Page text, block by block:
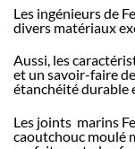
Les ingénieurs de
divers matériaux
Aussi, les
et un savoir-faire
étanchéité durable
Les joints marins
caoutchouc moulé